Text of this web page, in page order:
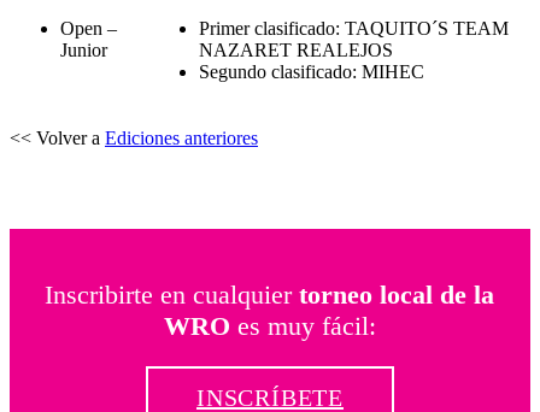
Open –
Junior
Primer clasificado: TAQUITO´S TEAM
NAZARET REALEJOS
Segundo clasificado: MIHEC
<< Volver a Ediciones anteriores
Inscribirte en cualquiertorneo local de la
WRO es muy fácil:
INSCRÍBETE